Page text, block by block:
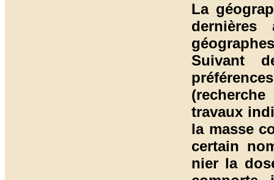
La
dernières
Suivant
travaux
la masse
certain
nier la